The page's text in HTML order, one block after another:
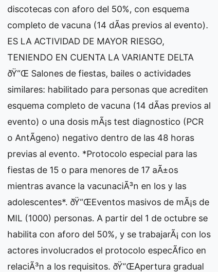
discotecas con aforo del 50%, con esquema
completo de vacuna (14 dÃ­as previos al evento).
ES LA ACTIVIDAD DE MAYOR RIESGO,
TENIENDO EN CUENTA LA VARIANTE DELTA
ðŸ“Œ Salones de fiestas, bailes o actividades
similares: habilitado para personas que acrediten
esquema completo de vacuna (14 dÃ­as previos al
evento) o una dosis mÃ¡s test diagnostico (PCR
o AntÃ­geno) negativo dentro de las 48 horas
previas al evento. *Protocolo especial para las
fiestas de 15 o para menores de 17 aÃ±os
mientras avance la vacunaciÃ³n en los y las
adolescentes*. ðŸ“ŒEventos masivos de mÃ¡s de
MIL (1000) personas. A partir del 1 de octubre se
habilita con aforo del 50%, y se trabajarÃ¡ con los
actores involucrados el protocolo especÃ­fico en
relaciÃ³n a los requisitos. ðŸ“ŒApertura gradual